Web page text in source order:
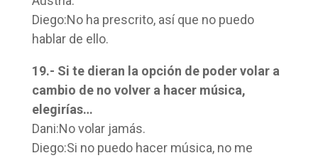
Diego:No ha prescrito, así que no puedo
hablar de ello.
19.- Si te dieran la opción de poder volar a
cambio de no volver a hacer música,
elegirías…
Dani:No volar jamás.
Diego:Si no puedo hacer música, no me